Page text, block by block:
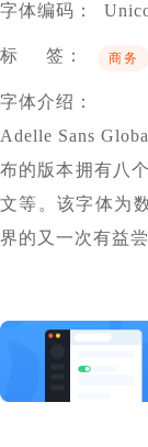
字体编码：
标 签： 商务
字体介绍：
Adelle Sans
布的版本拥有八
文等。该字体为
界的又一次有益尝